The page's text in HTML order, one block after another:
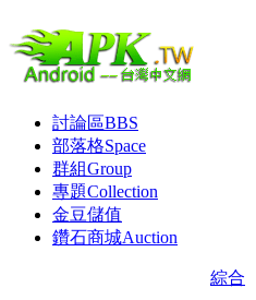
討論區BBS
部落格Space
群組Group
專題Collection
金豆儲值
鑽石商城Auction
綜合